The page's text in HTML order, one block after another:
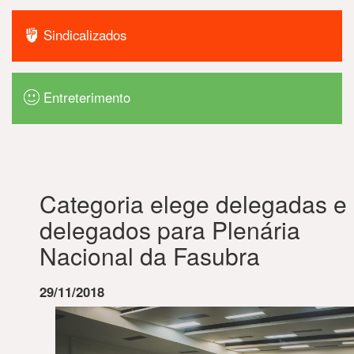
Sindicalizados
Entreterimento
Categoria elege delegadas e
delegados para Plenária
Nacional da Fasubra
29/11/2018